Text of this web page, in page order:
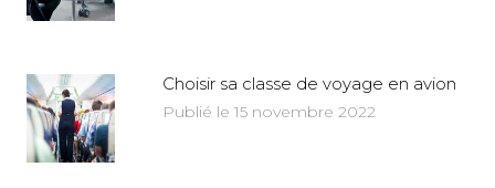
Choisir sa classe de voyage en avion
Publié le 15 novembre 2022